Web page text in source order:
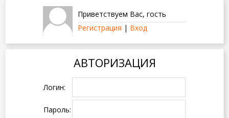
Приветствуем Вас, гость
Регистрация | Вход
АВТОРИЗАЦИЯ
Логин:
Пароль: